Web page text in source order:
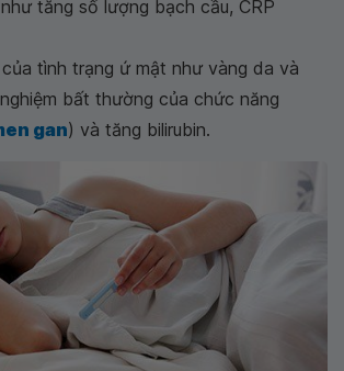
tăng số lượng bạch cầu, CRP
tình trạng ứ mật như vàng da và
bất thường của chức năng
gan) và tăng bilirubin.